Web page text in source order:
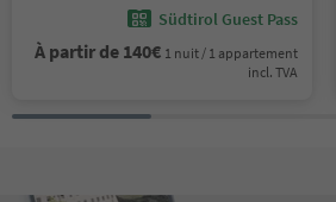
Südtirol Guest Pass
À partir de 140€ 1 nuit / 1 appartement
incl. TVA